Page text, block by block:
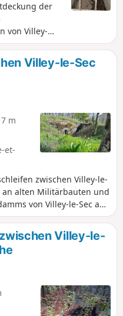
der
von Villey-
und Flora.
Zugang
den
des
(1874–
Villey-le-Sec
m
et-
zwischen Villey-le-
an alten Militärbauten und
von Villey-le-Sec aus
Villey-le-Sec und Pierre-
zu entdecken,
um die Höhlen zu
Villey-le-